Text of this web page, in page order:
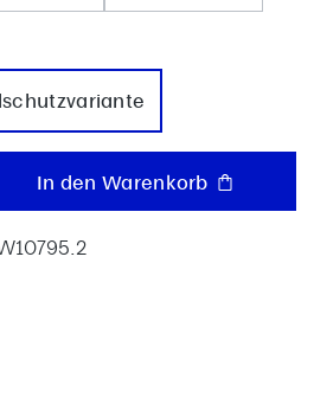
Gib den
In den Warenkorb